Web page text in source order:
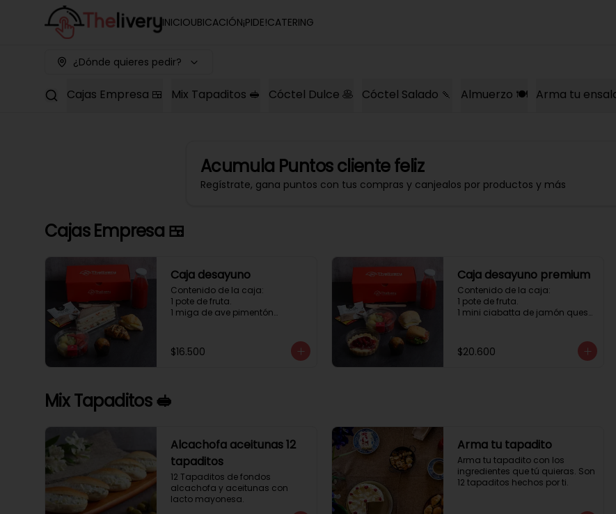
INICIOUBICACIÓN¡PIDE!CATERING
¿Dónde quieres pedir?
Cajas Empresa 🍱 Mix Tapaditos 🥪 Cóctel Dulce 🥞 Cóctel Salado 🍡 Almuerzo 🍽️ Arma tu
Acumula Puntos cliente feliz
Regístrate, gana puntos con tus compras y canjealos por productos y más
Cajas Empresa 🍱
Caja desayuno
Contenido de la caja:
1 pote de fruta.
1 miga de ave pimentón
1 mini muffin
1 sobre de té y café
$16.500
Caja desayuno premium
Contenido de la caja:
1 pote de fruta.
1 mini ciabatta de jamón queso
1 mini muffin
1 cheesecake
$20.600
Mix Tapaditos 🥪
Alcachofa aceitunas 12
tapaditos
12 Tapaditos de fondos
alcachofa y aceitunas con
lacto mayonesa.
Arma tu tapadito
Arma tu tapadito con los
ingredientes que tú quieras. Son
12 tapaditos hechos por ti.